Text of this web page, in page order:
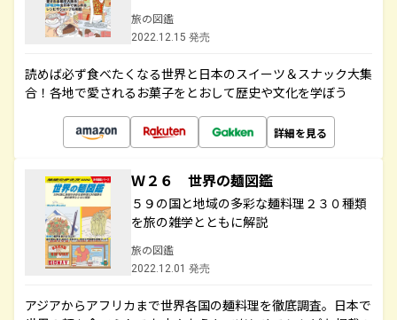
旅の図鑑
2022.12.15 発売
読めば必ず食べたくなる世界と日本のスイーツ＆スナック大集
合！各地で愛されるお菓子をとおして歴史や文化を学ぼう
詳細を見る
Ｗ２６ 世界の麺図鑑
５９の国と地域の多彩な麺料理２３０種類
を旅の雑学とともに解説
旅の図鑑
2022.12.01 発売
アジアからアフリカまで世界各国の麺料理を徹底調査。日本で